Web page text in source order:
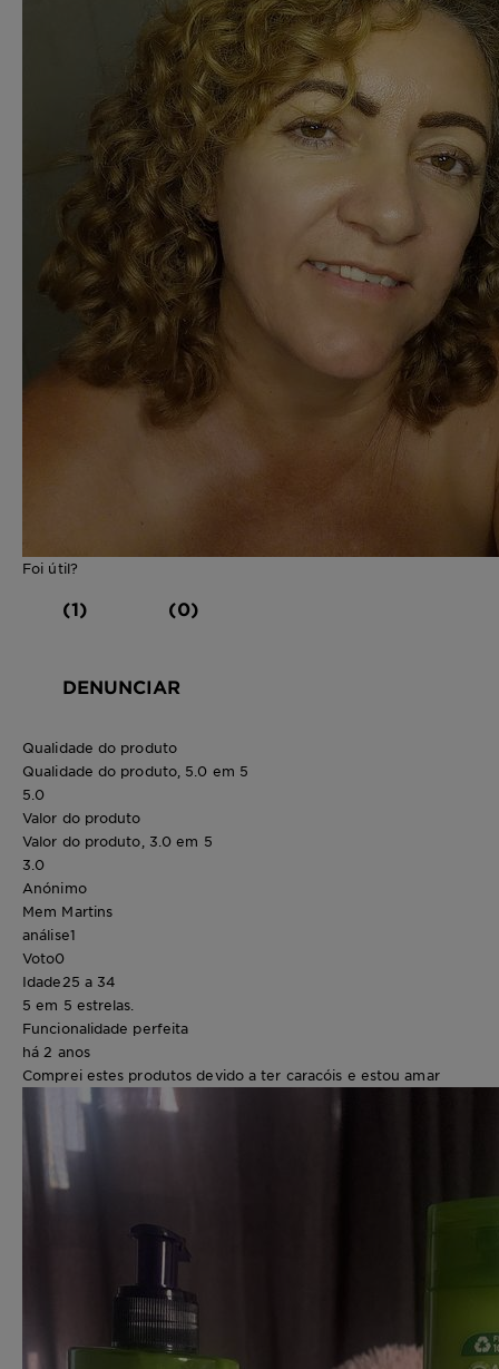
Foi útil?
(1) (0)
DENUNCIAR
Qualidade do produto
Qualidade do produto, 5.0 em 5
5.0
Valor do produto
Valor do produto, 3.0 em 5
3.0
Anónimo
Mem Martins
análise1
Voto0
Idade25 a 34
5 em 5 estrelas.
Funcionalidade perfeita
há 2 anos
Comprei estes produtos devido a ter caracóis e estou amar